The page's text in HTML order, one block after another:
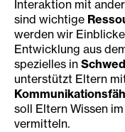
Interaktion mit
sind wichtige
werden wir
Entwicklung aus
spezielles in
unterstützt Eltern
soll Eltern Wissen
vermitteln.